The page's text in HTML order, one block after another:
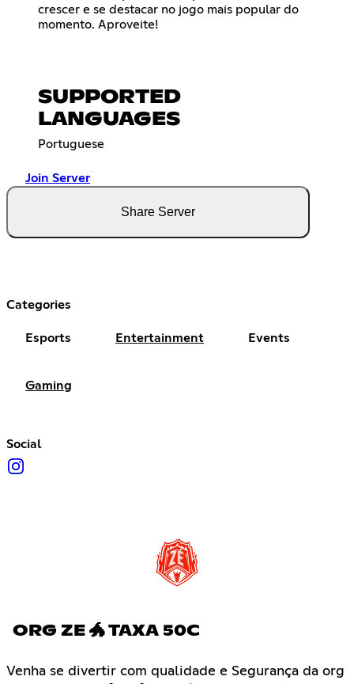
crescer e se destacar no jogo mais popular do
momento. Aproveite!
SUPPORTED
LANGUAGES
Portuguese
Join Server
Share Server
Categories
Esports Entertainment Events
Gaming
Social
ORG ZE 🐲 TAXA 50C
Venha se divertir com qualidade e Segurança da org